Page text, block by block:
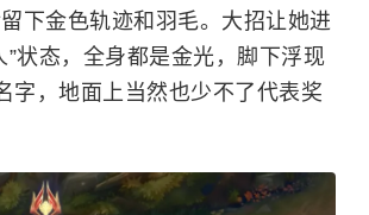
下金色轨迹和羽毛。大招让她进
”状态，全身都是金光，脚下浮现
字，地面上当然也少不了代表奖